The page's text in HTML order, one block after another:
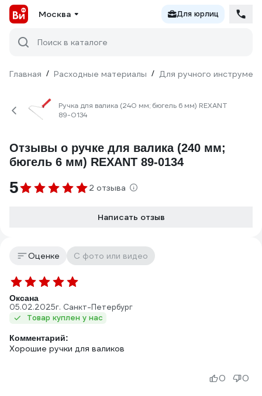
Москва Для юрлиц
Поиск в каталоге
Главная / Расходные материалы / Для ручного
Ручка для валика (240 мм; бюгель 6 мм) REXANT
89-0134
Отзывы о ручке для валика (240 мм;
бюгель 6 мм) REXANT 89-0134
5 2 отзыва
Написать отзыв
Оценке С фото или видео
Оксана
05.02.2025г. Санкт-Петербург
Товар куплен у нас
Комментарий:
Хорошие ручки для валиков
0 0